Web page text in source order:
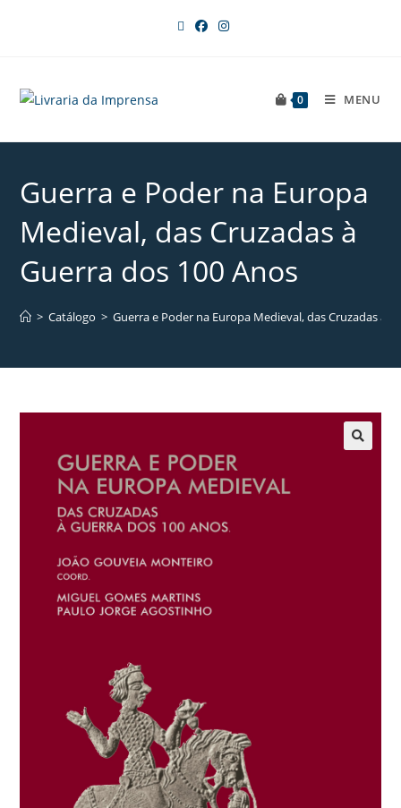
0 MENU
Guerra e Poder na Europa
Medieval, das Cruzadas à
Guerra dos 100 Anos
> Catálogo > Guerra e Poder na Europa Medieval, das Cruzadas à